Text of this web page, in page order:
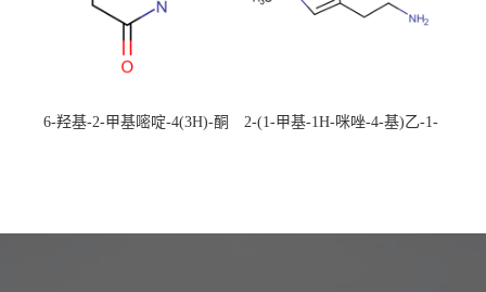
6-羟基-2-甲基嘧啶-4(3H)-酮
2-(1-甲基-1H-咪唑-4-基)乙-1-